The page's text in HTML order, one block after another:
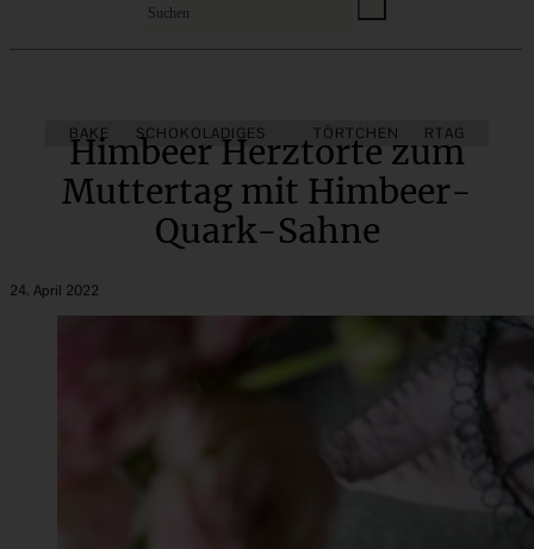
BAKE TOGETHER FRÜHLING MUTTERTAG
SCHOKOLADIGES TÖRTCHEN
Himbeer Herztorte zum
Muttertag mit Himbeer-
Quark-Sahne
24. April 2022